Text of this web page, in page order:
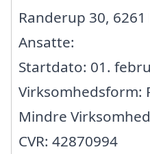
Randerup 30,
Ansatte:
Startdato: 01.
Virksomhedsform:
Mindre Virksomhed
CVR: 42870994